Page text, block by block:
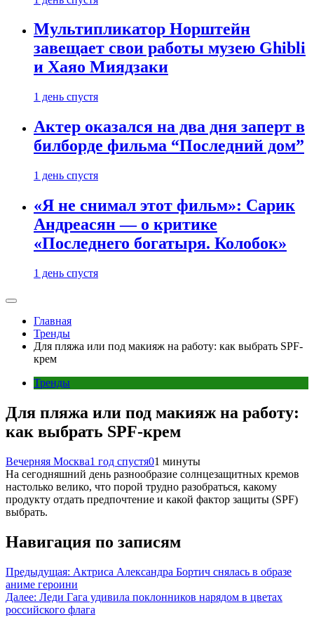
Мультипликатор Норштейн
завещает свои работы музею Ghibli
и Хаяо Миядзаки
1 день спустя
Актер оказался на два дня заперт в
билборде фильма “Последний дом”
1 день спустя
«Я не снимал этот фильм»: Сарик
Андреасян — о критике
«Последнего богатыря. Колобок»
1 день спустя
Главная
Тренды
Для пляжа или под макияж на работу: как выбрать SPF-
крем
Тренды
Для пляжа или под макияж на работу:
как выбрать SPF-крем
Вечерняя Москва1 год спустя01 минуты
На сегодняшний день разнообразие солнцезащитных кремов
настолько велико, что порой трудно разобраться, какому
продукту отдать предпочтение и какой фактор защиты (SPF)
выбрать.
Навигация по записям
Предыдущая: Актриса Александра Бортич снялась в образе
аниме героини
Далее: Леди Гага удивила поклонников нарядом в цветах
российского флага